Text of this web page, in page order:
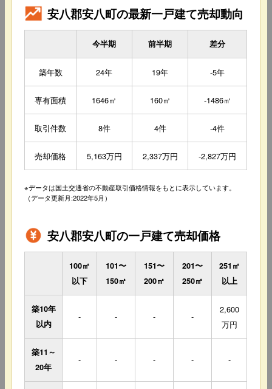
安八郡安八町の最新一戸建て売却動向
今半期 前半期 差分
築年数 24年 19年 -5年
専有面積 1646㎡ 160㎡ -1486㎡
取引件数 8件 4件 -4件
売却価格 5,163万円 2,337万円 -2,827万円
※データは国土交通省の不動産取引価格情報をもとに表示しています。
（データ更新月:2022年5月）
安八郡安八町の一戸建て売却価格
100㎡
以下
101〜
150㎡
151〜
200㎡
201〜
250㎡
251㎡
以上
築10年
以内
- - - -
2,600
万円
築11～
20年
- - - - -